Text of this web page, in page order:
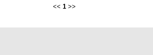
<< 1 >>